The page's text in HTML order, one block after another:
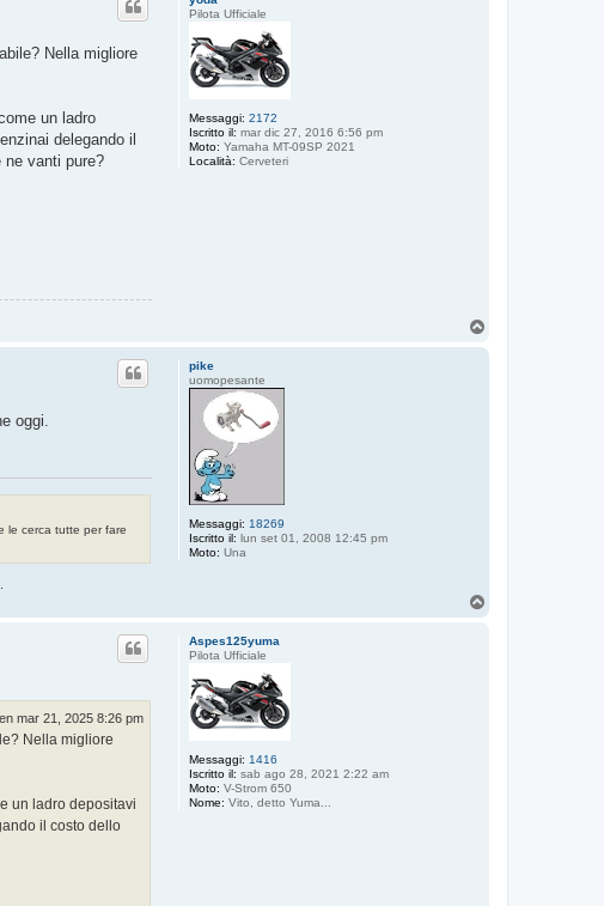
Pilota Ufficiale
Messaggi: 2172
Iscritto il: mar dic 27, 2016 6:56 pm
Moto: Yamaha MT-09SP 2021
Località: Cerveteri
Nella migliore
un ladro
delegando il
vanti pure?
pike
uomopesante
Messaggi: 18269
Iscritto il: lun set 01, 2008 12:45 pm
Moto: Una
oggi.
le cerca tutte per fare
Aspes125yuma
Pilota Ufficiale
Messaggi: 1416
Iscritto il: sab ago 28, 2021 2:22 am
Moto: V-Strom 650
Nome: Vito, detto Yuma...
mar 21, 2025 8:26 pm
Nella migliore
un ladro depositavi
il costo dello